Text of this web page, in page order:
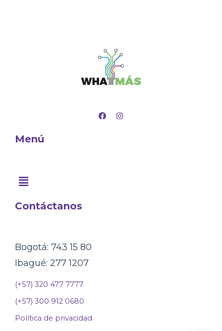
F
a
I
n
Menú
Contáctanos
Bogotá: 743 15 80
Ibagué: 277 1207
(+57) 320 477 7777
(+57) 300 912 0680
Política de privacidad